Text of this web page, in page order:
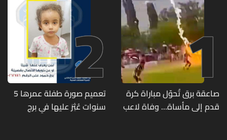
1
صاعقة برق تُحوّل مباراة كرة
قدم إلى مأساة... وفاة لاعب
2
تعميم صورة طفلة عمرها 5
سنوات عُثِرَ عليها في برج